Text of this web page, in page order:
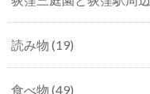
読み物 (19)
食べ物 (49)